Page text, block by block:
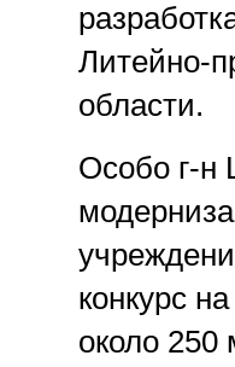
Литейно-
области.
Особо г-н
конкурс
около